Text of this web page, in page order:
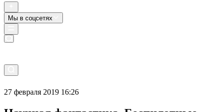
Мы в соцсетях
27 февраля 2019 16:26